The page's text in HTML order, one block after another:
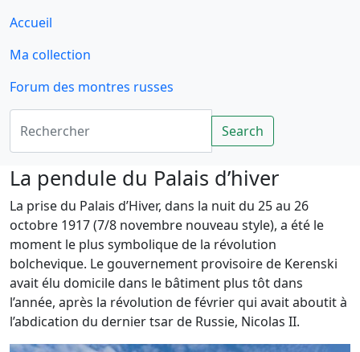
Accueil
Ma collection
Forum des montres russes
Rechercher
Search
La pendule du Palais d’hiver
La prise du Palais d’Hiver, dans la nuit du 25 au 26
octobre 1917 (7/8 novembre nouveau style), a été le
moment le plus symbolique de la révolution
bolchevique. Le gouvernement provisoire de Kerenski
avait élu domicile dans le bâtiment plus tôt dans
l’année, après la révolution de février qui avait aboutit à
l’abdication du dernier tsar de Russie, Nicolas II.